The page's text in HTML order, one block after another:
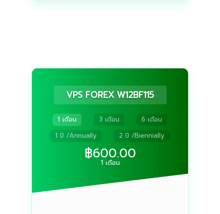
VPS FOREX W12BF115
1 เดือน 3 เดือน
6 เดือน
1 ปี /Annually
2 ปี /Biennially
฿600.00
1 เดือน